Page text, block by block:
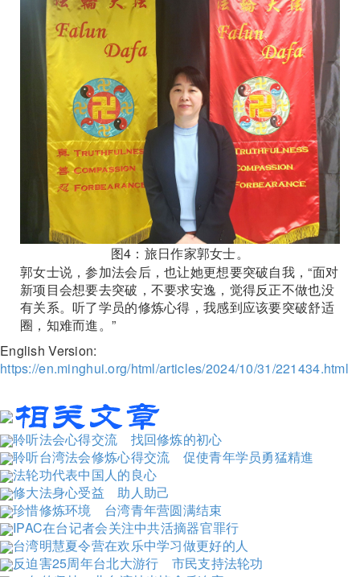
图4：旅日作家郭女士。
郭女士说，参加法会后，也让她更想要突破自我，“面对
新项目会想要去突破，不要求安逸，觉得反正不做也没
有关系。听了学员的修炼心得，我感到应该要突破舒适
圈，知难而進。”
English Version:
https://en.minghui.org/html/articles/2024/10/31/221434.html
聆听法会心得交流 找回修炼的初心
聆听台湾法会修炼心得交流 促使青年学员勇猛精進
法轮功代表中国人的良心
修大法身心受益 助人助己
珍惜修炼环境 台湾青年营圆满结束
IPAC在台记者会关注中共活摘器官罪行
台湾明慧夏令营在欢乐中学习做更好的人
反迫害25周年台北大游行 市民支持法轮功